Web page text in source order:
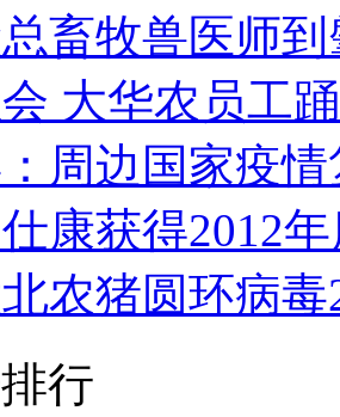
畜牧兽医师
大华农员工
周边国家疫
康获得2012
农猪圆环病
行